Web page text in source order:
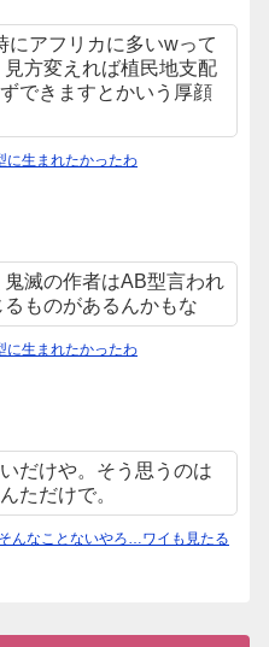
にアフリカに多いwって
方変えれば植民地支配
できますとかいう厚顔
に生まれたかったわ
滅の作者はAB型言われ
ものがあるんかもな
に生まれたかったわ
だけや。そう思うのは
ただけで。
んなことないやろ…ワイも見たる